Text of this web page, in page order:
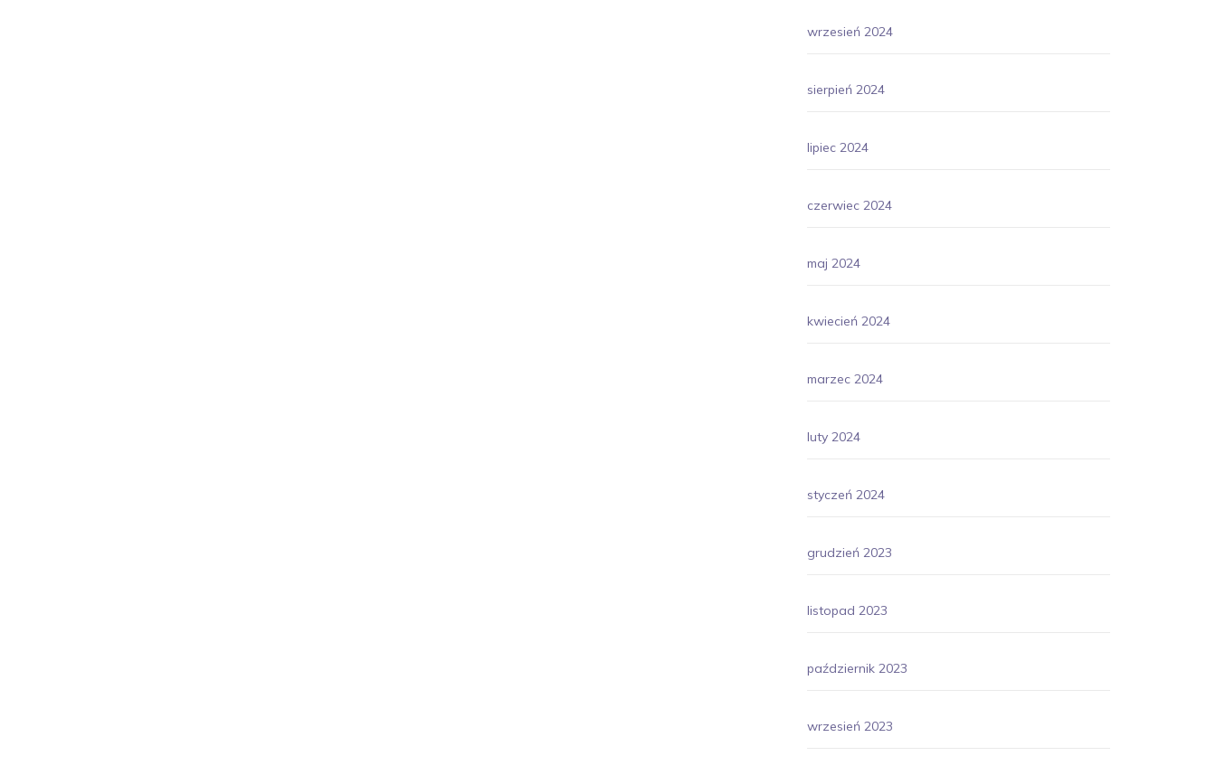
wrzesień 2024
sierpień 2024
lipiec 2024
czerwiec 2024
maj 2024
kwiecień 2024
marzec 2024
luty 2024
styczeń 2024
grudzień 2023
listopad 2023
październik 2023
wrzesień 2023